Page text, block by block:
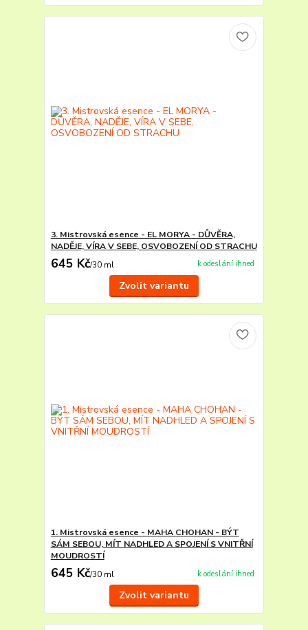
3. Mistrovská esence - EL MORYA - DŮVĚRA,
NADĚJE, VÍRA V SEBE, OSVOBOZENÍ OD STRACHU
645 Kč/30 ml k odeslání ihned
Zvolit variantu
1. Mistrovská esence - MAHA CHOHAN - BÝT
SÁM SEBOU, MÍT NADHLED A SPOJENÍ S VNITŘNÍ
MOUDROSTÍ
645 Kč/30 ml k odeslání ihned
Zvolit variantu